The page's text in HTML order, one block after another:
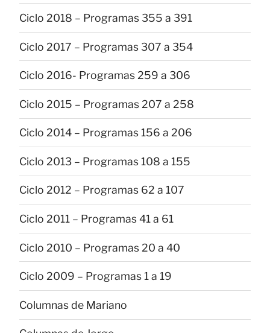
Ciclo 2018 – Programas 355 a 391
Ciclo 2017 – Programas 307 a 354
Ciclo 2016- Programas 259 a 306
Ciclo 2015 – Programas 207 a 258
Ciclo 2014 – Programas 156 a 206
Ciclo 2013 – Programas 108 a 155
Ciclo 2012 – Programas 62 a 107
Ciclo 2011 – Programas 41 a 61
Ciclo 2010 – Programas 20 a 40
Ciclo 2009 – Programas 1 a 19
Columnas de Mariano